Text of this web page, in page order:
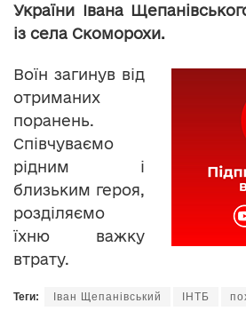
України Івана
із села Скоморохи.
Воїн загинув від
отриманих
поранень.
Співчуваємо
рідним і
близьким героя,
розділяємо
їхню важку
втрату.
Теги: Іван Щепанівський ІНТБ